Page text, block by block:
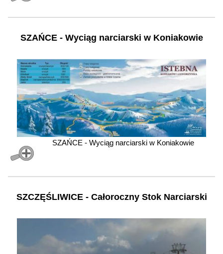
SZAŃCE - Wyciąg narciarski w Koniakowie
SZAŃCE - Wyciąg narciarski w Koniakowie
SZCZĘŚLIWICE - Całoroczny Stok Narciarski